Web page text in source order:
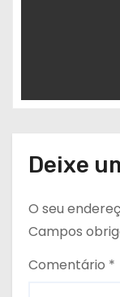
Deixe
O seu
Campos
Comentário *